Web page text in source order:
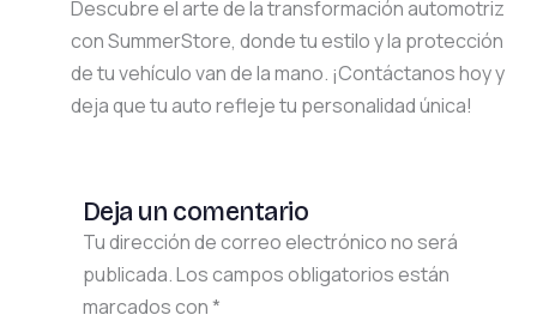
Descubre el arte de la transformación automotriz
con SummerStore, donde tu estilo y la protección
de tu vehículo van de la mano. ¡Contáctanos hoy y
deja que tu auto refleje tu personalidad única!
Deja un comentario
Tu dirección de correo electrónico no será
publicada.Los campos obligatorios están
marcados con*